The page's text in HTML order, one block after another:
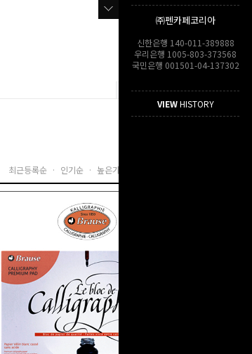
㈜펜카페코리아
신한은행 140-011-389888
우리은행 1005-803-373568
국민은행 001501-04-137302
VIEWHISTORY
최근등록순 · 인기순 · 높은가격순 ·